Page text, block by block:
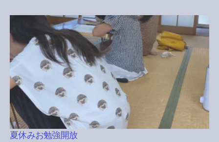
夏休みお勉強開放